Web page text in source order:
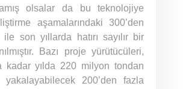
olsalar da bu teknolojiye
aşamalarındaki 300’den
son yıllarda hatırı sayılır bir
Bazı proje yürütücüleri,
kadar yılda 220 milyon tondan
yakalayabilecek 200’den fazla